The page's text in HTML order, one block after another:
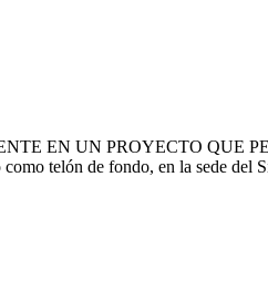
EN UN PROYECTO QUE
telón de fondo, en la sede del